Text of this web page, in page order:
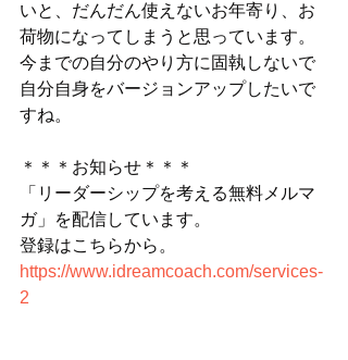
いと、だんだん使えないお年寄り、お
荷物になってしまうと思っています。
今までの自分のやり方に固執しないで
自分自身をバージョンアップしたいで
すね。
＊＊＊お知らせ＊＊＊
「リーダーシップを考える無料メルマ
ガ」を配信しています。
登録はこちらから。
https://www.idreamcoach.com/services-
2